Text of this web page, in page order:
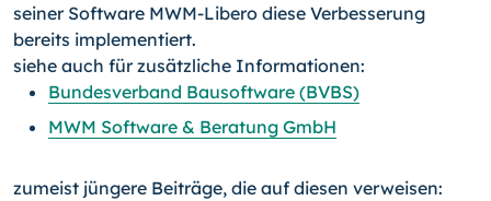
seiner Software MWM-Libero diese Verbesserung
bereits implementiert.
siehe auch für zusätzliche Informationen:
Bundesverband Bausoftware (BVBS)
MWM Software & Beratung GmbH
zumeist jüngere Beiträge, die auf diesen verweisen: